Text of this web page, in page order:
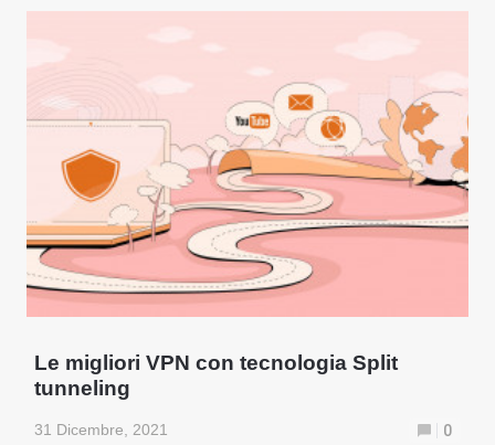
Le migliori VPN con tecnologia Split
tunneling
31 Dicembre, 2021 0